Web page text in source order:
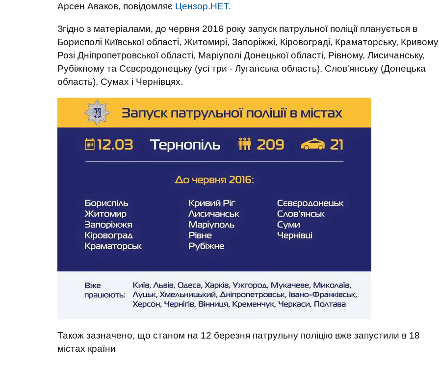
Арсен Аваков, повідомляє Цензор.НЕТ.
Згідно з матеріалами, до червня 2016 року запуск патрульної поліції планується в
Борисполі Київської області, Житомирі, Запоріжжі, Кіровограді, Краматорську, Кривому
Розі Дніпропетровської області, Маріуполі Донецької області, Рівному, Лисичанську,
Рубіжному та Сєвєродонецьку (усі три - Луганська область), Слов'янську (Донецька
область), Сумах і Чернівцях.
Також зазначено, що станом на 12 березня патрульну поліцію вже запустили в 18
містах країни